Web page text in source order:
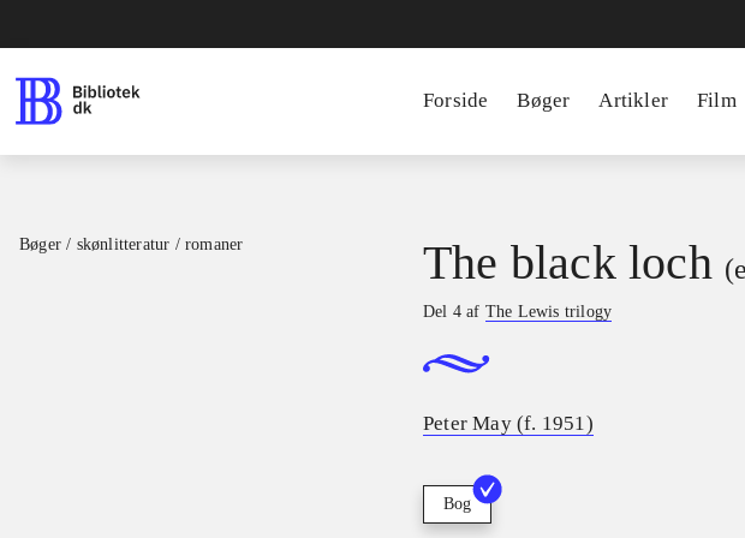
Forside Bøger Artikler Film
Bøger / skønlitteratur / romaner The black loch
Del 4 af The Lewis trilogy
Peter May (f. 1951)
Bog